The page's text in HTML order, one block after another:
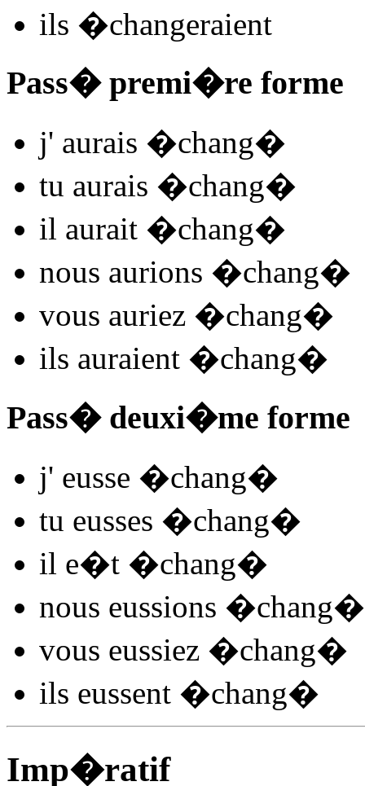
ils �changeraient
Pass� premi�re forme
j' aurais �chang�
tu aurais �chang�
il aurait �chang�
nous aurions �chang�
vous auriez �chang�
ils auraient �chang�
Pass� deuxi�me forme
j' eusse �chang�
tu eusses �chang�
il e�t �chang�
nous eussions �chang�
vous eussiez �chang�
ils eussent �chang�
Imp�ratif